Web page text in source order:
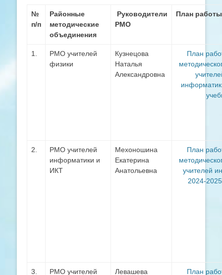
№
п/п
Районные
методические
объединения
Руководители
РМО
План работы
1.
РМО учителей
физики
Кузнецова
Наталья
Александровна
План
2.
РМО учителей
информатики и
ИКТ
Мехоношина
Екатерина
Анатольевна
План
учителей
2024-
3.
РМО учителей
Левашева
План